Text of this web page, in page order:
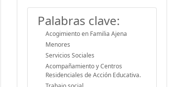
Palabras clave:
Acogimiento en Familia Ajena
Menores
Servicios Sociales
Acompañamiento y Centros
Residenciales de Acción Educativa.